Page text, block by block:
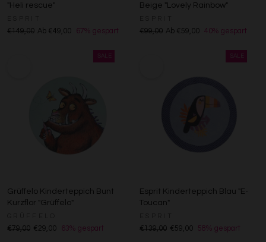
"Heli rescue"
€149,00 Ab €49,00 67% gespart
Beige "Lovely Rainbow"
€99,00 Ab €59,00 40% gespart
Grüffelo Kinderteppich Bunt
Kurzflor "Grüffelo"
€79,00 €29,00 63% gespart
Esprit Kinderteppich Blau "E-
Toucan"
€139,00 €59,00 58% gespart